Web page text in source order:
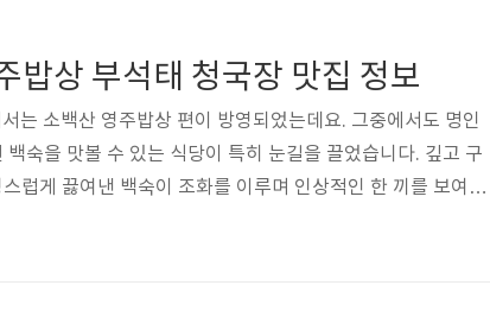
밥상 부석태 청국장 맛집 정보
는 소백산 영주밥상 편이 방영되었는데요. 그중에서도 명인
숙을 맛볼 수 있는 식당이 특히 눈길을 끌었습니다. 깊고 구
럽게 끓여낸 백숙이 조화를 이루며 인상적인 한 끼를 보여주
산 영주밥상에 소개된 부석태 청국장 맛집의 위치와 자세한